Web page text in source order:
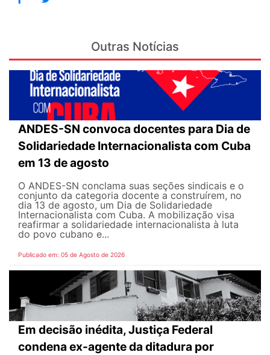
Outras Notícias
ANDES-SN convoca docentes para Dia de
Solidariedade Internacionalista com Cuba
em 13 de agosto
O ANDES-SN conclama suas seções sindicais e o
conjunto da categoria docente a construírem, no
dia 13 de agosto, um Dia de Solidariedade
Internacionalista com Cuba. A mobilização visa
reafirmar a solidariedade internacionalista à luta
do povo cubano e...
Publicado em: 05 de Agosto de 2026
Em decisão inédita, Justiça Federal
condena ex-agente da ditadura por